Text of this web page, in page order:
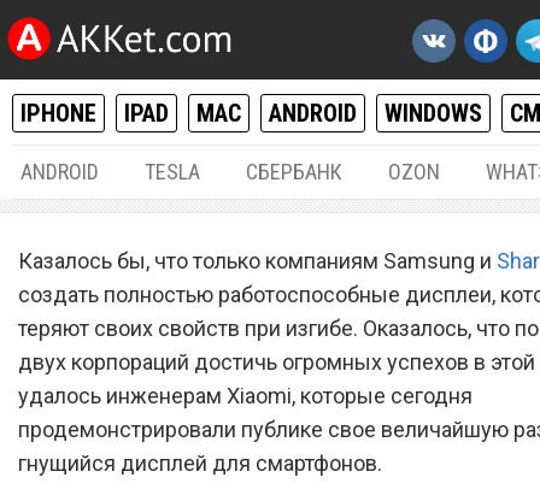
IPHONE IPAD MAC ANDROID WINDOWS
ANDROID TESLA СБЕРБАНК OZON
Xiaomi
гнущийся экран для
Казалось бы, что только компаниям Samsung и
создать полностью работоспособные дисплеи,
теряют своих свойств при изгибе. Оказалось, что
двух корпораций достичь огромных успехов в этой
удалось инженерам Xiaomi, которые сегодня
продемонстрировали публике свое величайшую
гнущийся дисплей для смартфонов.